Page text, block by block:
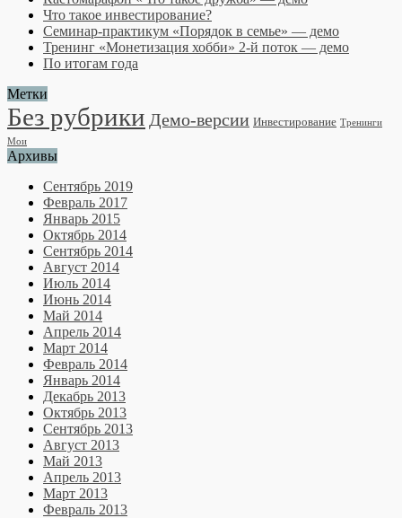
Что такое инвестирование?
Семинар-практикум «Порядок в семье» — демо
Тренинг «Монетизация хобби» 2-й поток — демо
По итогам года
Метки
Без рубрики Демо-версии Инвестирование Тренинги
Мои
Архивы
Сентябрь 2019
Февраль 2017
Январь 2015
Октябрь 2014
Сентябрь 2014
Август 2014
Июль 2014
Июнь 2014
Май 2014
Апрель 2014
Март 2014
Февраль 2014
Январь 2014
Декабрь 2013
Октябрь 2013
Сентябрь 2013
Август 2013
Май 2013
Апрель 2013
Март 2013
Февраль 2013